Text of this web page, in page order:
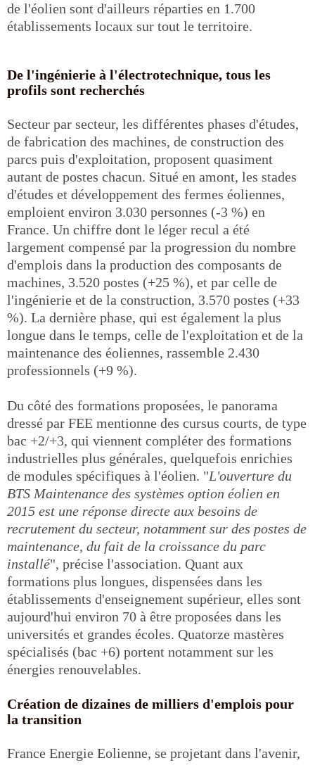
de l'éolien sont d'ailleurs réparties en 1.700
établissements locaux sur tout le territoire.
De l'ingénierie à l'électrotechnique, tous les
profils sont recherchés
Secteur par secteur, les différentes phases d'études,
de fabrication des machines, de construction des
parcs puis d'exploitation, proposent quasiment
autant de postes chacun. Situé en amont, les stades
d'études et développement des fermes éoliennes,
emploient environ 3.030 personnes (-3 %) en
France. Un chiffre dont le léger recul a été
largement compensé par la progression du nombre
d'emplois dans la production des composants de
machines, 3.520 postes (+25 %), et par celle de
l'ingénierie et de la construction, 3.570 postes (+33
%). La dernière phase, qui est également la plus
longue dans le temps, celle de l'exploitation et de la
maintenance des éoliennes, rassemble 2.430
professionnels (+9 %).
Du côté des formations proposées, le panorama
dressé par FEE mentionne des cursus courts, de type
bac +2/+3, qui viennent compléter des formations
industrielles plus générales, quelquefois enrichies
de modules spécifiques à l'éolien. "L'ouverture du
BTS Maintenance des systèmes option éolien en
2015 est une réponse directe aux besoins de
recrutement du secteur, notamment sur des postes de
maintenance, du fait de la croissance du parc
installé", précise l'association. Quant aux
formations plus longues, dispensées dans les
établissements d'enseignement supérieur, elles sont
aujourd'hui environ 70 à être proposées dans les
universités et grandes écoles. Quatorze mastères
spécialisés (bac +6) portent notamment sur les
énergies renouvelables.
Création de dizaines de milliers d'emplois pour
la transition
France Energie Eolienne, se projetant dans l'avenir,